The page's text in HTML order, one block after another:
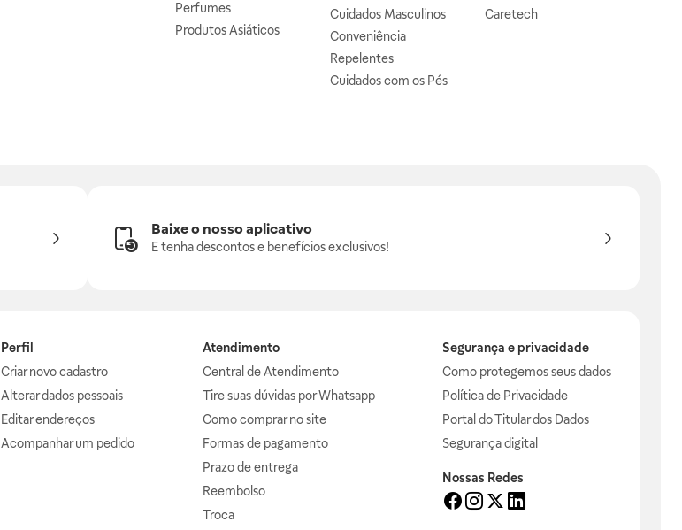
Perfumes
Produtos Asiáticos
Cuidados Masculinos
Conveniência
Repelentes
Cuidados com os Pés
Caretech
Baixe o nosso aplicativo
E tenha descontos e benefícios exclusivos!
Perfil
Criar novo cadastro
Alterar dados pessoais
Editar endereços
Acompanhar um pedido
Atendimento
Central de Atendimento
Tire suas dúvidas por Whatsapp
Como comprar no site
Formas de pagamento
Prazo de entrega
Reembolso
Troca
Segurança e privacidade
Como protegemos seus dados
Política de Privacidade
Portal do Titular dos Dados
Segurança digital
Nossas Redes